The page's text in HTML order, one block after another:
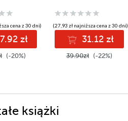
cena z 30 dni)
zł
(-20%)
(27,93 zł najniższa cena z 30 dni)
31.12 zł
39.90zł (-22%)
książki